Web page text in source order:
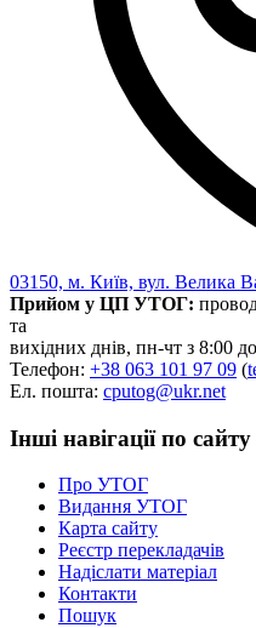
03150, м. Київ, вул. Велика
Прийом у ЦП УТОГ:
та
вихідних днів, пн-чт з 8:00
Телефон: +38 063 101 97 09 (
Ел. пошта: cputog@ukr.net
Інші навігації по сайту
Про УТОГ
Видання УТОГ
Карта сайту
Реєстр перекладачів
Надіслати матеріал
Контакти
Пошук